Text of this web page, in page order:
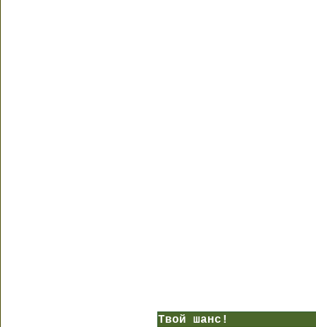
Твой шанс!